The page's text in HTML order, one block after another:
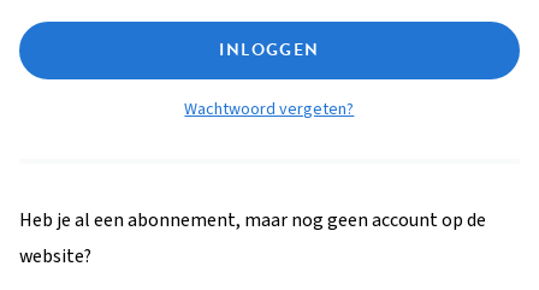
INLOGGEN
Wachtwoord vergeten?
Heb je al een abonnement, maar nog geen account op de
website?